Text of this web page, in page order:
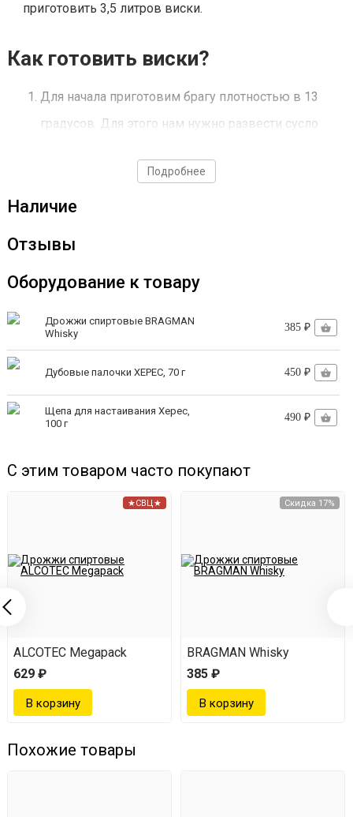
приготовить 3,5 литров виски.
Как готовить виски?
Для начала приготовим брагу плотностью в 13
градусов. Для этого нам нужно развести сусло
воды (перед использованием можно подержать
канистру в теплой воде);
пропорциями;
Только тогда можно внести
и поставить
ёмкость с
гидрозатвором
после брожения - двойная перегонка.
Подробнее
Наличие
Отзывы
Оборудование к товару
Дрожжи спиртовые BRAGMAN
Whisky
385 ₽
Дубовые палочки ХЕРЕС, 70 г 450 ₽
Щепа для настаивания Херес,
100 г
490 ₽
С этим товаром часто покупают
★СВЦ★
ALCOTEC Megapack
629 ₽
Скидка 17%
BRAGMAN Whisky
385 ₽
Похожие товары